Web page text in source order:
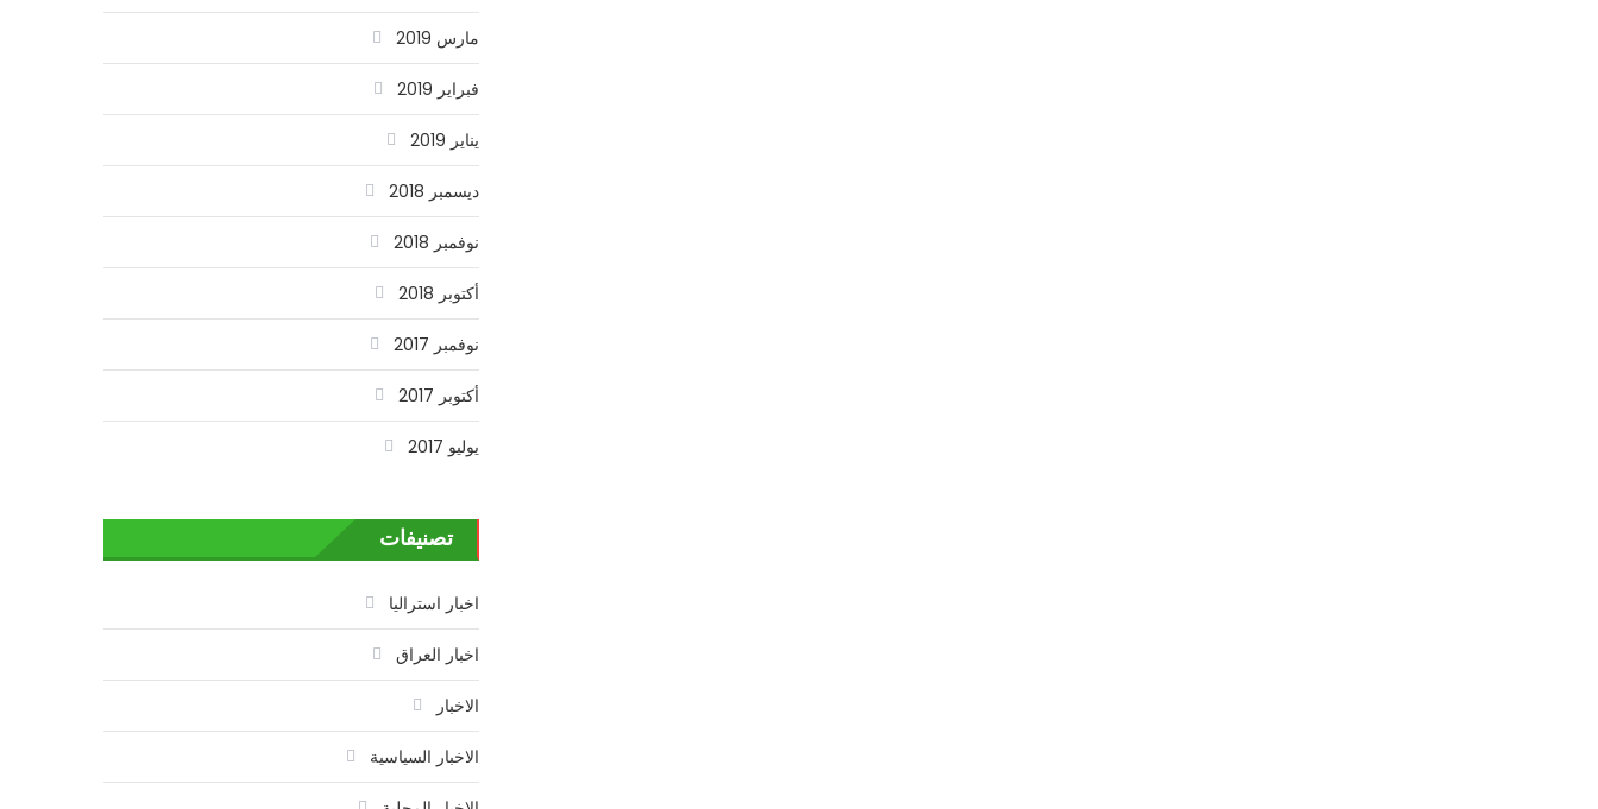
مارس 2019
فبراير 2019
يناير 2019
ديسمبر 2018
نوفمبر 2018
أكتوبر 2018
نوفمبر 2017
أكتوبر 2017
يوليو 2017
تصنيفات
اخبار استراليا
اخبار العراق
الاخبار
الاخبار السياسية